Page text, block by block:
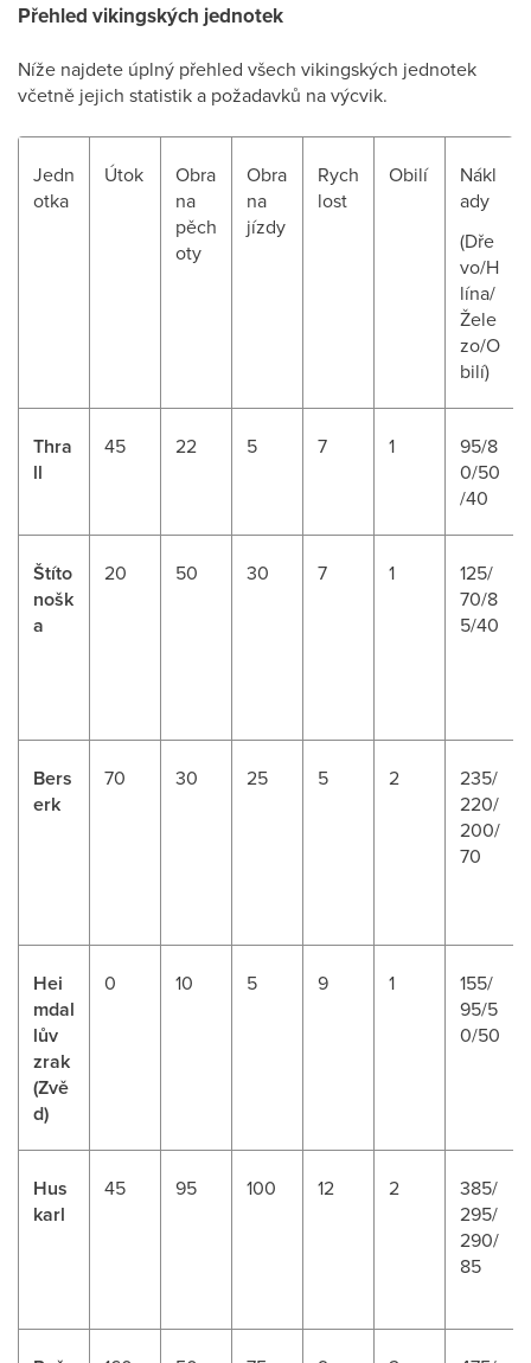
Přehled vikingských jednotek
Níže najdete úplný přehled všech vikingských jednotek
včetně jejich statistik a požadavků na výcvik.
Jedn
otka
Útok
Obra
na
pěch
oty
Obra
na
jízdy
Rych
lost
Obilí
Nákl
ady
(Dře
vo/H
lína/
Žele
zo/O
bilí)
Thra
ll
45 22 5 7 1
95/8
0/50
/40
Štíto
nošk
a
20 50 30 7 1
125/
70/8
5/40
Bers
erk
70 30 25 5 2
235/
220/
200/
70
Hei
mdal
lův
zrak
(Zvě
d)
0 10 5 9 1
155/
95/5
0/50
Hus
karl
45 95 100 12 2
385/
295/
290/
85